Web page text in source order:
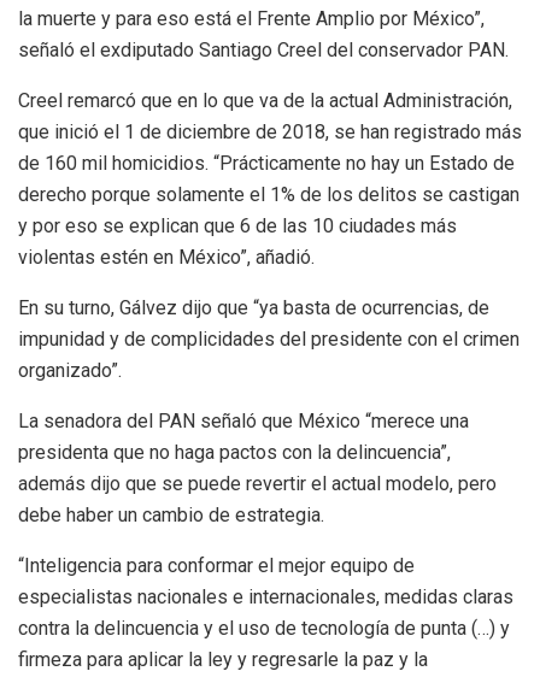
la muerte y para eso está el Frente Amplio por México”,
señaló el exdiputado Santiago Creel del conservador PAN.
Creel remarcó que en lo que va de la actual Administración,
que inició el 1 de diciembre de 2018, se han registrado más
de 160 mil homicidios. “Prácticamente no hay un Estado de
derecho porque solamente el 1% de los delitos se castigan
y por eso se explican que 6 de las 10 ciudades más
violentas estén en México”, añadió.
En su turno, Gálvez dijo que “ya basta de ocurrencias, de
impunidad y de complicidades del presidente con el crimen
organizado”.
La senadora del PAN señaló que México “merece una
presidenta que no haga pactos con la delincuencia”,
además dijo que se puede revertir el actual modelo, pero
debe haber un cambio de estrategia.
“Inteligencia para conformar el mejor equipo de
especialistas nacionales e internacionales, medidas claras
contra la delincuencia y el uso de tecnología de punta (…) y
firmeza para aplicar la ley y regresarle la paz y la